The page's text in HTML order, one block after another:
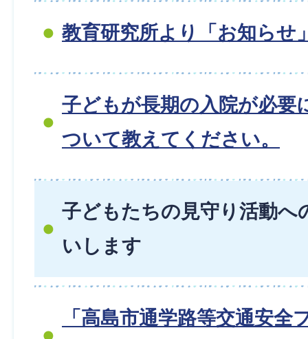
教育研究所より「お知らせ
子どもが長期の入院が必要
ついて教えてください。
子どもたちの見守り活動へ
いします
「高島市通学路等交通安全